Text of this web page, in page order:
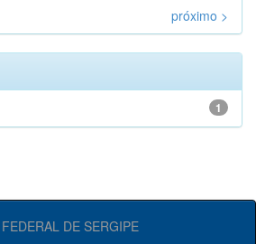
próximo >
1
DE SERGIPE